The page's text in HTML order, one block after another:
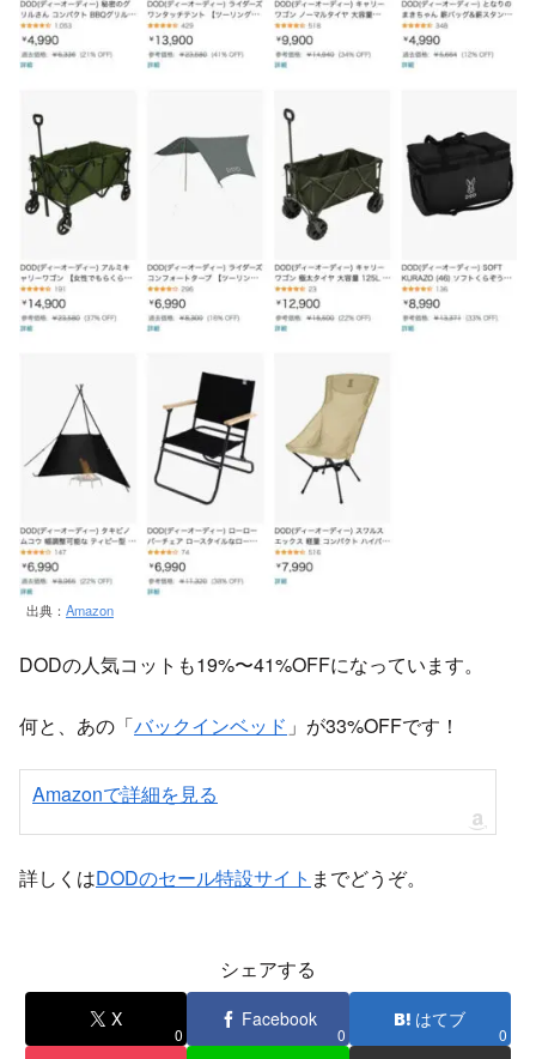
出典： Amazon
DODの人気コットも19%〜41%OFFになっています。
何と、あの「バックインベッド 」が33%OFFです！
Amazonで詳細を見る
詳しくはDODのセール特設サイト までどうぞ。
シェアする
X
0
Facebook
0
はてブ
0